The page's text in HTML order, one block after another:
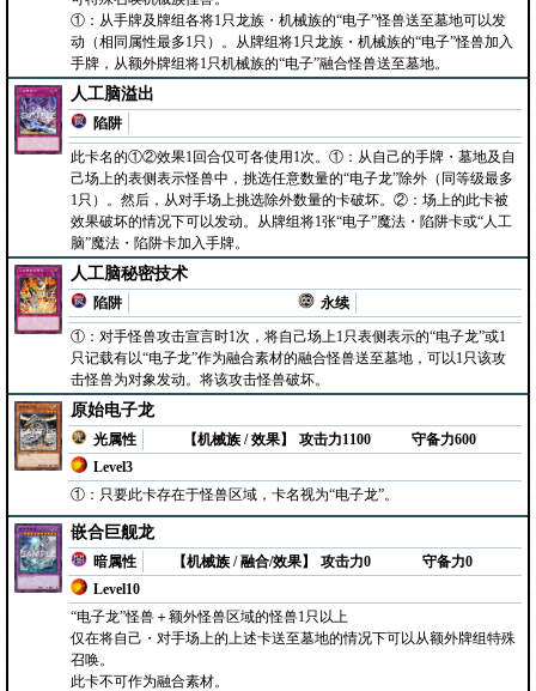
①：从手牌及牌组各将1只龙族・机械族的“电子”怪兽送至墓地可以发
动（相同属性最多1只）。从牌组将1只龙族・机械族的“电子”怪兽加入
手牌，从额外牌组将1只机械族的“电子”融合怪兽送至墓地。
人工脑溢出
陷阱
此卡名的①②效果1回合仅可各使用1次。①：从自己的手牌・墓地及自
己场上的表侧表示怪兽中，挑选任意数量的“电子龙”除外（同等级最多
1只）。然后，从对手场上挑选除外数量的卡破坏。②：场上的此卡被
效果破坏的情况下可以发动。从牌组将1张“电子”魔法・陷阱卡或“人工
脑”魔法・陷阱卡加入手牌。
人工脑秘密技术
陷阱
永续
①：对手怪兽攻击宣言时1次，将自己场上1只表侧表示的“电子龙”或1
只记载有以“电子龙”作为融合素材的融合怪兽送至墓地，可以1只该攻
击怪兽为对象发动。将该攻击怪兽破坏。
原始电子龙
光属性
【机械族 / 效果】
Level3
攻击力1100 守备力600
①：只要此卡存在于怪兽区域，卡名视为“电子龙”。
嵌合巨舰龙
暗属性
【机械族 / 融合/效果】
Level10
攻击力0 守备力0
“电子龙”怪兽＋额外怪兽区域的怪兽1只以上
仅在将自己・对手场上的上述卡送至墓地的情况下可以从额外牌组特殊
召唤。
此卡不可作为融合素材。